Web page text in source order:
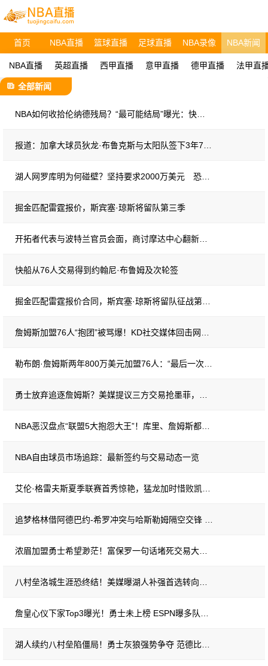
首页 NBA直播 篮球直播 足球直播 NBA录像 NBA新闻
NBA直播 英超直播 西甲直播 意甲直播 德甲直播 法甲直
全部新闻
掘金匹配雷霆报价，斯宾塞·琼斯将留队第三季
快船从76人交易得到约翰尼·布鲁姆及次轮签
NBA自由球员市场追踪：最新签约与交易动态一览